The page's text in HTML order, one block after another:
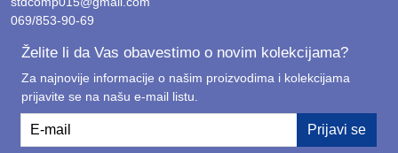
069/853-90-69
Želite li da Vas obavestimo o novim kolekcijama?
Za najnovije informacije o našim proizvodima i kolekcijama
prijavite se na našu e-mail listu.
E-mail
Prijavi se